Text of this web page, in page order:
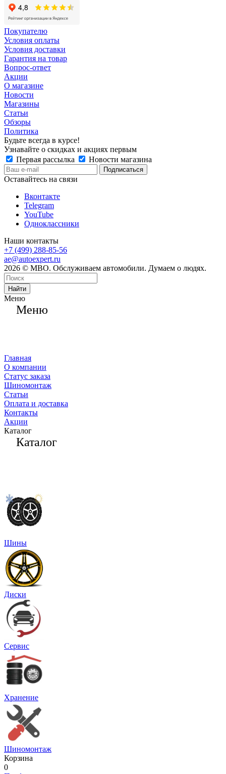
Покупателю
Условия оплаты
Условия доставки
Гарантия на товар
Вопрос-ответ
Акции
О магазине
Новости
Магазины
Статьи
Обзоры
Политика
Будьте всегда в курсе!
Узнавайте о скидках и акциях первым
Первая рассылка
Новости магазина
Оставайтесь на связи
Вконтакте
Telegram
YouTube
Одноклассники
Наши контакты
+7 (499) 288-85-56
ae@autoexpert.ru
2026 © МВО. Обслуживаем автомобили. Думаем о людях.
Найти
Меню
Меню
Главная
О компании
Статус заказа
Шиномонтаж
Статьи
Оплата и доставка
Контакты
Акции
Каталог
Каталог
Шины
Диски
Сервис
Хранение
Шиномонтаж
Корзина
0